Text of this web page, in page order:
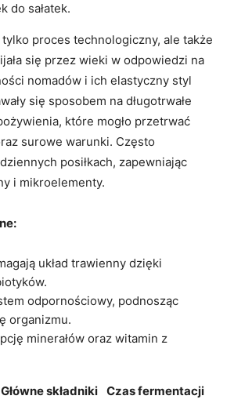
do sałatek.
proces⁢ technologiczny, ale także
⁢się przez wieki w⁣ odpowiedzi na
nomadów i ich elastyczny styl
się sposobem na długotrwałe
które mogło przetrwać
surowe ‍warunki. Często
posiłkach, zapewniając
i mikroelementy.
układ trawienny dzięki
odpornościowy, podnosząc
organizmu.
‌minerałów oraz witamin⁤ z
Główne składniki
Czas ‌fermentacji